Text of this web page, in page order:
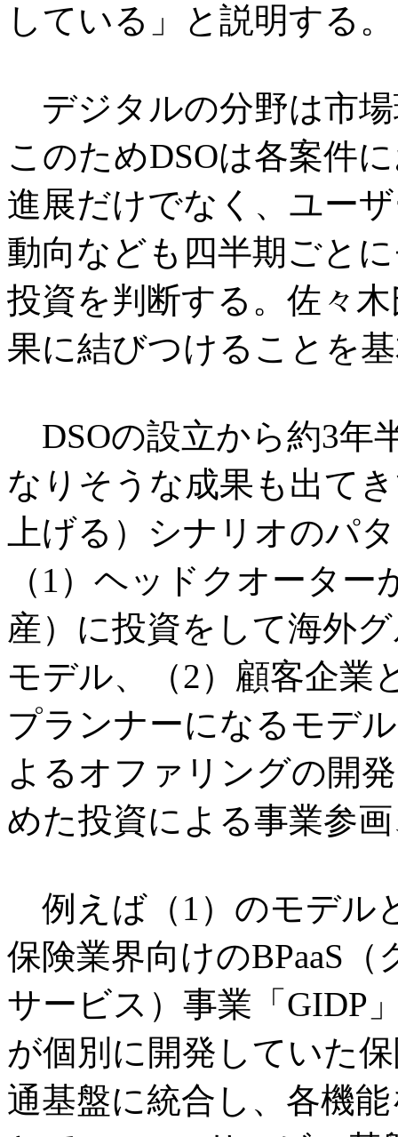
している」と説明する。
デジタルの分野は市
このためDSOは各案件
進展だけでなく、ユー
動向なども四半期ごと
投資を判断する。佐々
果に結びつけることを
DSOの設立から約3年
なりそうな成果も出て
上げる）シナリオのパ
（1）ヘッドクオータ
産）に投資をして海外
モデル、（2）顧客企業
プランナーになるモデ
よるオファリングの開
めた投資による事業参
例えば（1）のモデル
保険業界向けのBPaaS
サービス）事業「GIDP
が個別に開発していた
通基盤に統合し、各機